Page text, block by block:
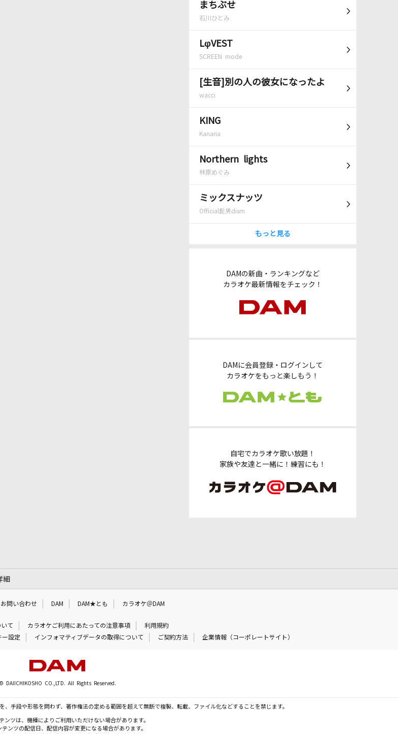
まちぶせ
石川ひとみ
LφVEST
SCREEN mode
[生音]別の人の彼女になったよ
wacci
KING
Kanaria
Northern lights
林原めぐみ
ミックスナッツ
Official髭男dism
もっと見る
DAMの新曲・ランキングなど
カラオケ最新情報をチェック！
DAMに会員登録・ログインして
カラオケをもっと楽しもう！
自宅でカラオケ歌い放題！
家族や友達と一緒に！練習にも！
細
お問い合わせ DAM DAM★とも カラオケ＠DAM
て カラオケご利用にあたっての注意事項
利用規約
ー設定 インフォマティブデータの取得について ご契約方法 企業情報（コーポレートサイト）
© DAIICHIKOSHO CO.,LTD. All Rights Reserved.
、手段や形態を問わず、著作権法の定める範囲を超えて無断で複製、転載、ファイル化などすることを禁じます。
ンツは、機種によりご利用いただけない場合があります。
ンツの配信日、配信内容が変更になる場合があります。